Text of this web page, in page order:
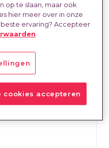
razendsnel
en
(AI).
op te slaan, maar ook
hier meer over in onze
ervaring? Accepteer
cookies accepteren